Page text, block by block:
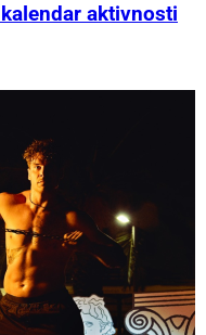
aktivnosti